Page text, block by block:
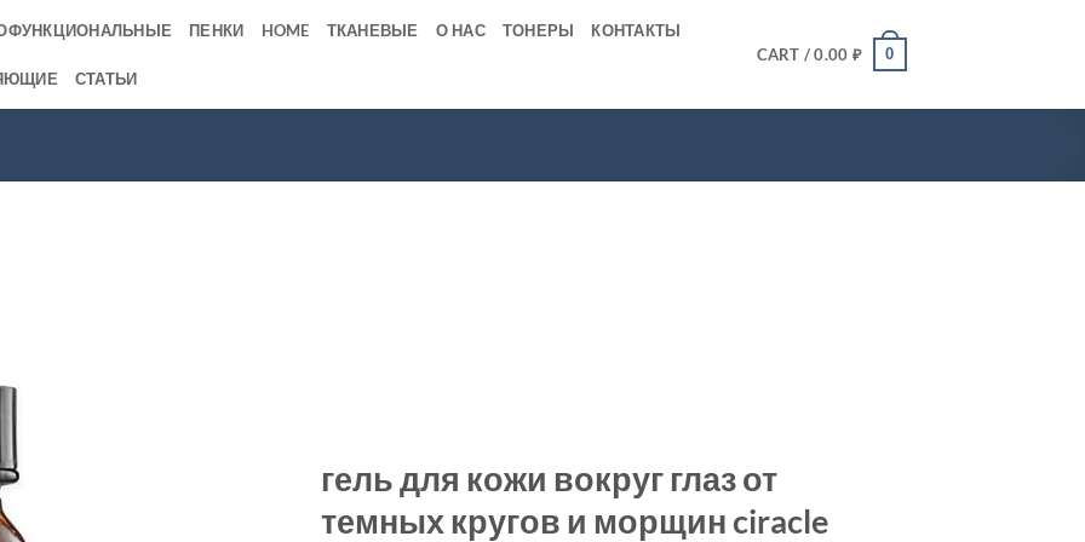
ПЕНКИ HOME ТКАНЕВЫЕ О НАС ТОНЕРЫ КОНТАКТЫ
СТАТЬИ
CART /0.00 ₽ 0
гель для кожи вокруг глаз от
темных кругов и морщин ciracle